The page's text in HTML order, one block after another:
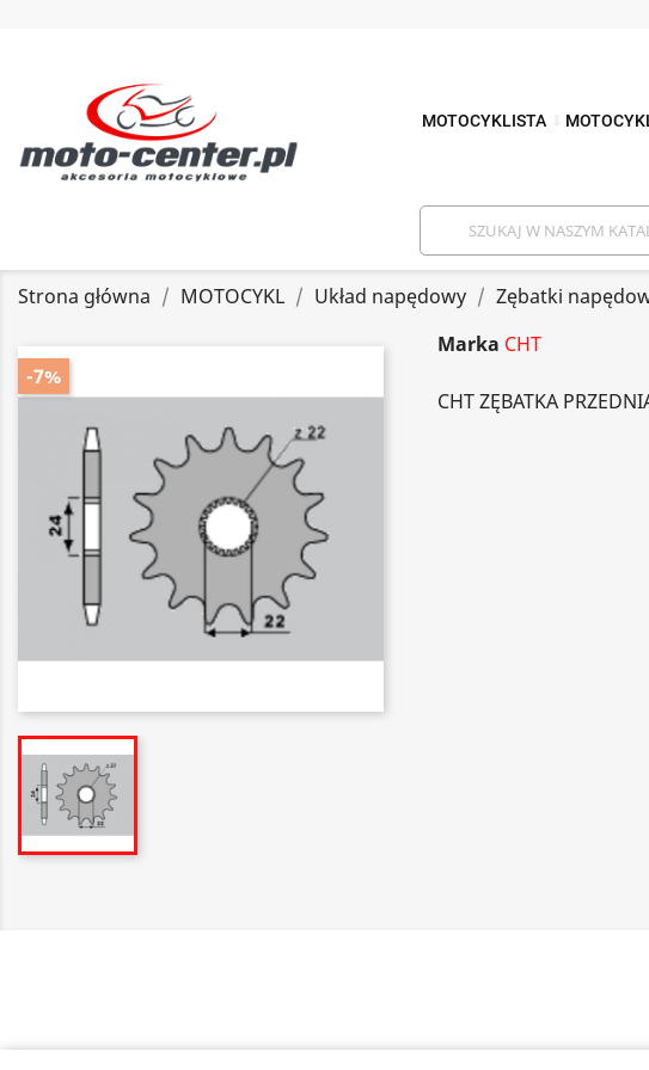
MOTOCYKLISTA
Strona główna MOTOCYKL Układ napędowy Zębatki
-7%
Marka CHT
CHT ZĘBATKA